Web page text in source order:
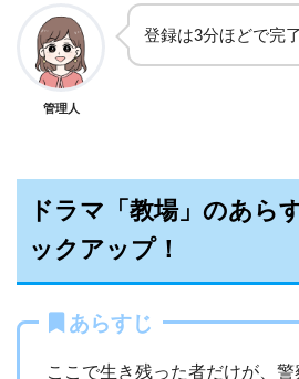
管理人
登録は3分ほどで完
ドラマ「教場」のあら
ックアップ！
あらすじ
ここで生き残った者だけが、警